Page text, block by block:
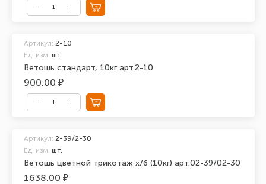
Ветошь стандарт, 10кг арт.2-10
Артикул: 2-10
Ед. изм. шт.
900.00 ₽
Ветошь цветной трикотаж х/б (10кг) арт.02-39/02-30
Артикул: 2-39/2-30
Ед. изм. шт.
1638.00 ₽